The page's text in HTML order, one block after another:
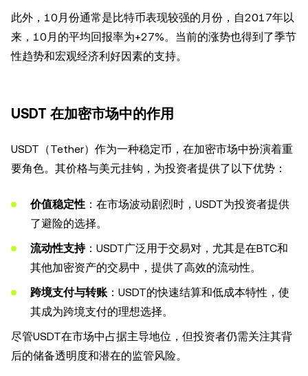
此外，10月份通常是比特币表现较强的月份，自2017年以
来，10月的平均回报率为+27%。当前的涨势也得到了季节
性趋势和宏观经济利好因素的支持。
USDT 在加密市场中的作用
USDT（Tether）作为一种稳定币，在加密市场中扮演着重
要角色。其价格与美元挂钩，为投资者提供了以下优势：
价值稳定性 ：在市场波动剧烈时，USDT为投资者提供
了避险的选择。
流动性支持：USDT广泛用于交易对，尤其是在BTC和
其他加密资产的交易中，提供了高效的流动性。
跨境支付与转账 ：USDT的快速结算和低成本特性，使
其成为跨境支付的理想选择。
尽管USDT在市场中占据主导地位，但投资者仍需关注其背
后的储备透明度和潜在的监管风险。